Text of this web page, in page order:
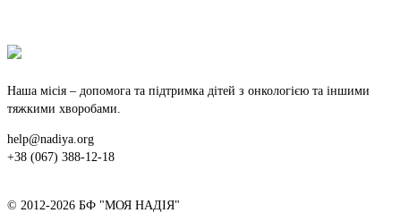
Наша місія – допомога та підтримка дітей з онкологією та іншими
тяжкими хворобами.
help@nadiya.org
+38 (067) 388-12-18
© 2012-2026 БФ "МОЯ НАДІЯ"